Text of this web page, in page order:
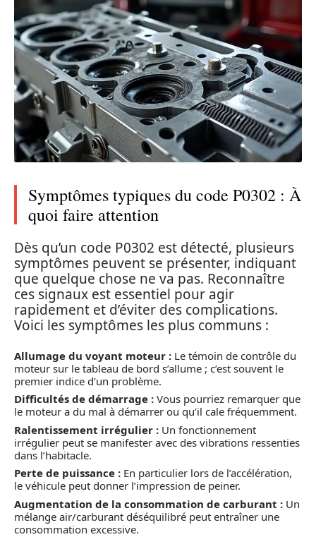
Symptômes typiques du code P0302 : À
quoi faire attention
Dès qu’un code P0302 est détecté, plusieurs
symptômes peuvent se présenter, indiquant
que quelque chose ne va pas. Reconnaître
ces signaux est essentiel pour agir
rapidement et d’éviter des complications.
Voici les symptômes les plus communs :
Allumage du voyant moteur : Le témoin de contrôle du
moteur sur le tableau de bord s’allume ; c’est souvent le
premier indice d’un problème.
Difficultés de démarrage : Vous pourriez remarquer que
le moteur a du mal à démarrer ou qu’il cale fréquemment.
Ralentissement irrégulier : Un fonctionnement
irrégulier peut se manifester avec des vibrations ressenties
dans l’habitacle.
Perte de puissance : En particulier lors de l’accélération,
le véhicule peut donner l’impression de peiner.
Augmentation de la consommation de carburant : Un
mélange air/carburant déséquilibré peut entraîner une
consommation excessive.